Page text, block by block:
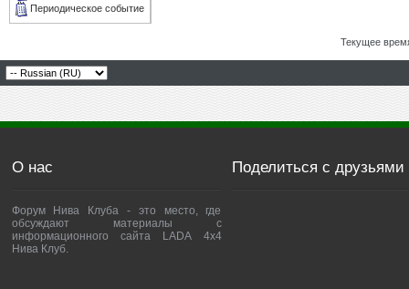
Периодическое событие
Текущее
О нас
Форум Нива Клуба - это место, где
обсуждают материалы с
информационного сайта LADA 4x4
Нива Клуб.
Поделиться с друзьями